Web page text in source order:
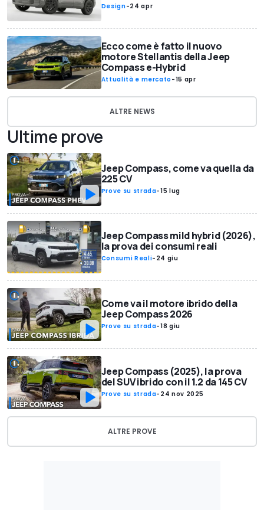
Design-24 apr
Ecco come è fatto il nuovo
motore Stellantis della Jeep
Compass e-Hybrid
Attualità e mercato -15 apr
ALTRE NEWS
Ultime prove
Jeep Compass, come va quella da
225 CV
Prove su strada-15 lug
Jeep Compass mild hybrid (2026),
la prova dei consumi reali
Consumi Reali- 24 giu
Come va il motore ibrido della
Jeep Compass 2026
Prove su strada-18 giu
Jeep Compass (2025), la prova
del SUV ibrido con il 1.2 da 145 CV
Prove su strada- 24 nov 2025
ALTRE PROVE